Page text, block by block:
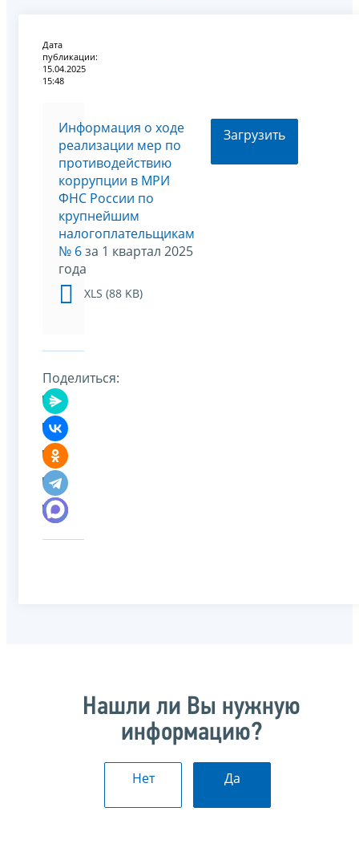
Дата
публикации:
15.04.2025
15:48
Информация о ходе
реализации мер по
противодействию
коррупции в МРИ
ФНС России по
крупнейшим
налогоплательщикам
№ 6за 1 квартал 2025
года
XLS (88 KB)
Загрузить
Поделиться:
Нашли ли Вы нужную
информацию?
Нет Да